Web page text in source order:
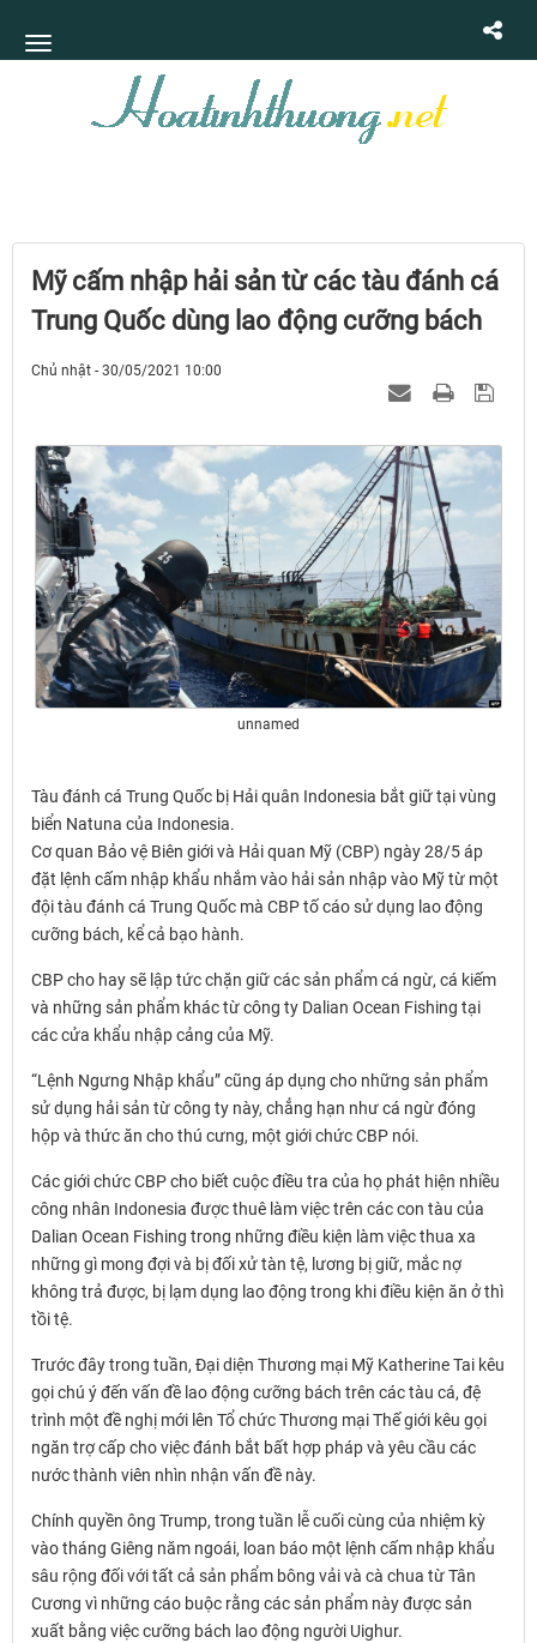
Mỹ cấm nhập hải sản từ các tàu đánh cá
Trung Quốc dùng lao động cưỡng bách
Chủ nhật - 30/05/2021 10:00
unnamed
Tàu đánh cá Trung Quốc bị Hải quân Indonesia bắt giữ tại vùng
biển Natuna của Indonesia.
Cơ quan Bảo vệ Biên giới và Hải quan Mỹ (CBP) ngày 28/5 áp
đặt lệnh cấm nhập khẩu nhắm vào hải sản nhập vào Mỹ từ một
đội tàu đánh cá Trung Quốc mà CBP tố cáo sử dụng lao động
cưỡng bách, kể cả bạo hành.
CBP cho hay sẽ lập tức chặn giữ các sản phẩm cá ngừ, cá kiếm
và những sản phẩm khác từ công ty Dalian Ocean Fishing tại
các cửa khẩu nhập cảng của Mỹ.
“Lệnh Ngưng Nhập khẩu” cũng áp dụng cho những sản phẩm
sử dụng hải sản từ công ty này, chẳng hạn như cá ngừ đóng
hộp và thức ăn cho thú cưng, một giới chức CBP nói.
Các giới chức CBP cho biết cuộc điều tra của họ phát hiện nhiều
công nhân Indonesia được thuê làm việc trên các con tàu của
Dalian Ocean Fishing trong những điều kiện làm việc thua xa
những gì mong đợi và bị đối xử tàn tệ, lương bị giữ, mắc nợ
không trả được, bị lạm dụng lao động trong khi điều kiện ăn ở thì
tồi tệ.
Trước đây trong tuần, Đại diện Thương mại Mỹ Katherine Tai kêu
gọi chú ý đến vấn đề lao động cưỡng bách trên các tàu cá, đệ
trình một đề nghị mới lên Tổ chức Thương mại Thế giới kêu gọi
ngăn trợ cấp cho việc đánh bắt bất hợp pháp và yêu cầu các
nước thành viên nhìn nhận vấn đề này.
Chính quyền ông Trump, trong tuần lễ cuối cùng của nhiệm kỳ
vào tháng Giêng năm ngoái, loan báo một lệnh cấm nhập khẩu
sâu rộng đối với tất cả sản phẩm bông vải và cà chua từ Tân
Cương vì những cáo buộc rằng các sản phẩm này được sản
xuất bằng việc cưỡng bách lao động người Uighur.